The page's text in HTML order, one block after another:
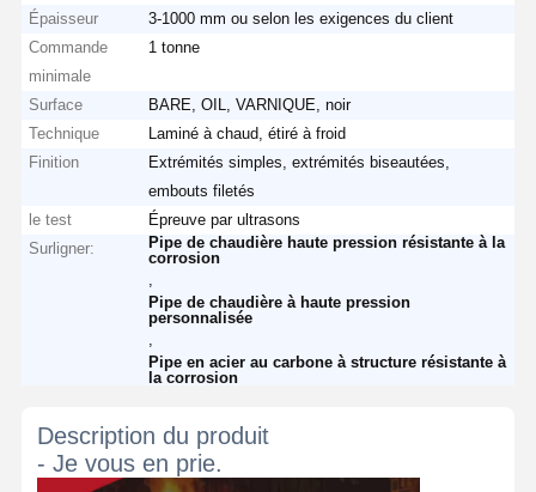
Épaisseur
3-1000 mm ou selon les exigences du client
Commande
minimale
1 tonne
Surface
BARE, OIL, VARNIQUE, noir
Technique
Laminé à chaud, étiré à froid
Finition
Extrémités simples, extrémités biseautées,
embouts filetés
le test
Épreuve par ultrasons
Surligner:
Pipe de chaudière haute pression résistante à la
corrosion
Pipe de chaudière à haute pression
personnalisée
Pipe en acier au carbone à structure résistante à
la corrosion
Description du produit
- Je vous en prie.